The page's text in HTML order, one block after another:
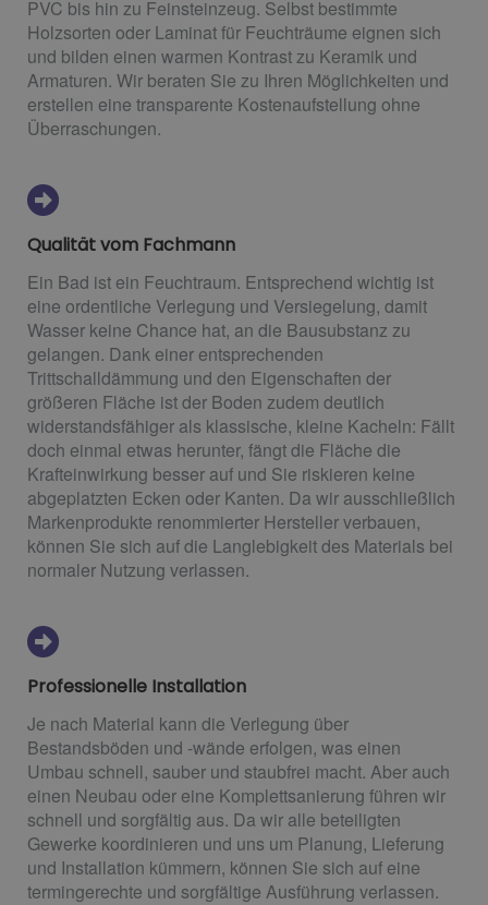
PVC bis hin zu Feinsteinzeug. Selbst bestimmte
Holzsorten oder Laminat für Feuchträume eignen sich
und bilden einen warmen Kontrast zu Keramik und
Armaturen. Wir beraten Sie zu Ihren Möglichkeiten und
erstellen eine transparente Kostenaufstellung ohne
Überraschungen.
Qualität vom Fachmann
Ein Bad ist ein Feuchtraum. Entsprechend wichtig ist
eine ordentliche Verlegung und Versiegelung, damit
Wasser keine Chance hat, an die Bausubstanz zu
gelangen. Dank einer entsprechenden
Trittschalldämmung und den Eigenschaften der
größeren Fläche ist der Boden zudem deutlich
widerstandsfähiger als klassische, kleine Kacheln: Fällt
doch einmal etwas herunter, fängt die Fläche die
Krafteinwirkung besser auf und Sie riskieren keine
abgeplatzten Ecken oder Kanten. Da wir ausschließlich
Markenprodukte renommierter Hersteller verbauen,
können Sie sich auf die Langlebigkeit des Materials bei
normaler Nutzung verlassen.
Professionelle Installation
Je nach Material kann die Verlegung über
Bestandsböden und -wände erfolgen, was einen
Umbau schnell, sauber und staubfrei macht. Aber auch
einen Neubau oder eine Komplettsanierung führen wir
schnell und sorgfältig aus. Da wir alle beteiligten
Gewerke koordinieren und uns um Planung, Lieferung
und Installation kümmern, können Sie sich auf eine
termingerechte und sorgfältige Ausführung verlassen.